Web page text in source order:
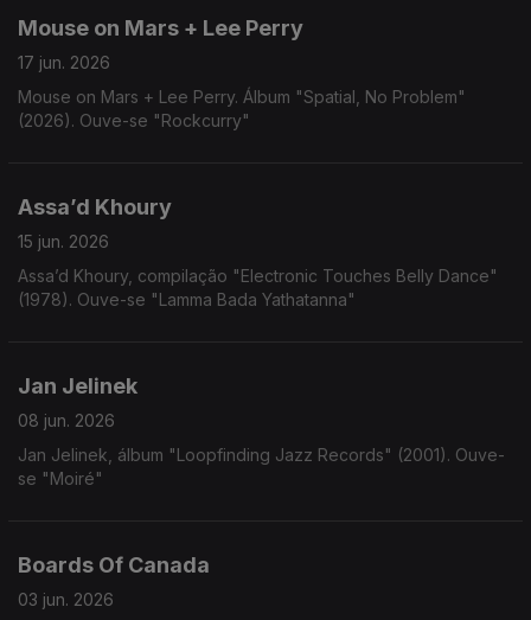
Mouse on Mars + Lee Perry
17 jun. 2026
Mouse on Mars + Lee Perry. Álbum "Spatial, No Problem"
(2026). Ouve-se "Rockcurry"
Assa’d Khoury
15 jun. 2026
Assa’d Khoury, compilação "Electronic Touches Belly Dance"
(1978). Ouve-se "Lamma Bada Yathatanna"
Jan Jelinek
08 jun. 2026
Jan Jelinek, álbum "Loopfinding Jazz Records" (2001). Ouve-
se "Moiré"
Boards Of Canada
03 jun. 2026